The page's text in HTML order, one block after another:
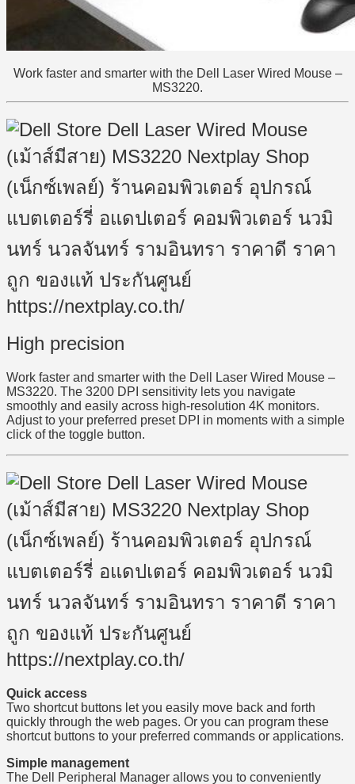
Work faster and smarter with the Dell Laser Wired Mouse –
MS3220.
High precision
Work faster and smarter with the Dell Laser Wired Mouse –
MS3220. The 3200 DPI sensitivity lets you navigate
smoothly and easily across high-resolution 4K monitors.
Adjust to your preferred preset DPI in moments with a simple
click of the toggle button.
Quick access
Two shortcut buttons let you easily move back and forth
quickly through the web pages. Or you can program these
shortcut buttons to your preferred commands or applications.
Simple management
The Dell Peripheral Manager allows you to conveniently